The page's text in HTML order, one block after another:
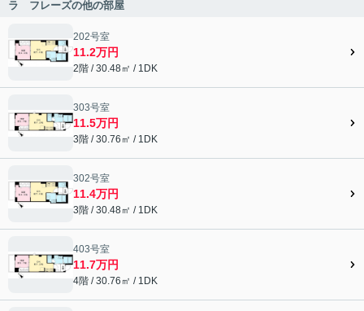
ラ フレーズの他の部屋
202号室
11.2万円
2階 / 30.48㎡ / 1DK
303号室
11.5万円
3階 / 30.76㎡ / 1DK
302号室
11.4万円
3階 / 30.48㎡ / 1DK
403号室
11.7万円
4階 / 30.76㎡ / 1DK